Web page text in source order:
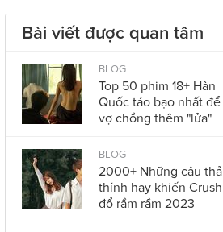
Bài viết được quan tâm
BLOG
Top 50 phim 18+ Hàn
Quốc táo bạo nhất để
vợ chồng thêm "lửa"
BLOG
2000+ Những câu thả
thính hay khiến Crush
đổ rầm rầm 2023